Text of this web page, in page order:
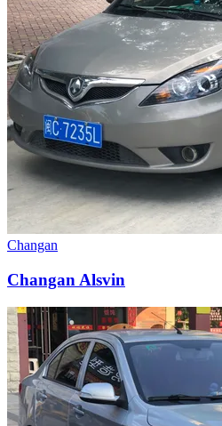
Changan
Changan Alsvin